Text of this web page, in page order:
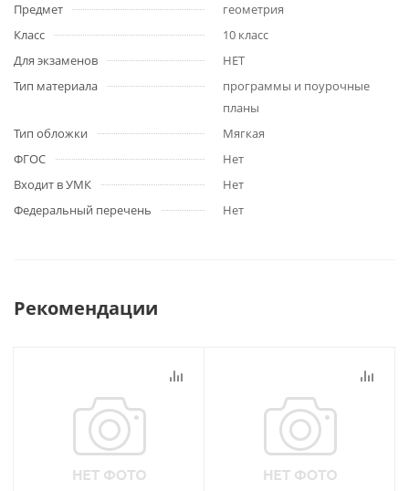
Предмет
геометрия
Класс
10 класс
Для экзаменов
НЕТ
Тип материала
программы и поурочные
планы
Тип обложки
Мягкая
ФГОС
Нет
Входит в УМК
Нет
Федеральный перечень
Нет
Рекомендации